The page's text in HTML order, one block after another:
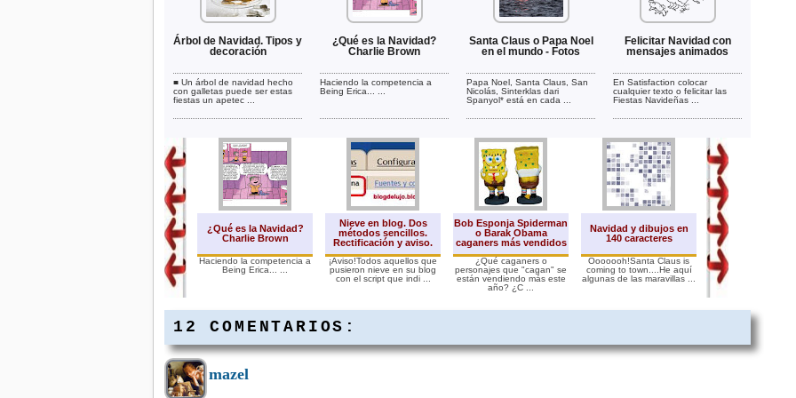
Árbol de Navidad. Tipos y
decoración
■ Un árbol de navidad hecho
con galletas puede ser estas
fiestas un apetec ...
¿Qué es la Navidad?
Charlie Brown
Haciendo la competencia a
Being Erica... ...
Santa Claus o Papa Noel
en el mundo - Fotos
Papa Noel, Santa Claus, San
Nicolás, Sinterklas dari
Spanyol* está en cada ...
Felicitar Navidad con
mensajes animados
En Satisfaction colocar
cualquier texto o felicitar las
Fiestas Navideñas ...
¿Qué es la Navidad?
Charlie Brown
Haciendo la competencia a
Being Erica... ...
Nieve en blog. Dos
métodos sencillos.
Rectificación y aviso.
¡Aviso!Todos aquellos que
pusieron nieve en su blog
con el script que indi ...
Bob Esponja Spiderman
o Barak Obama
caganers más vendidos
¿Qué caganers o
personajes que "cagan" se
están vendiendo más este
año? ¿C ...
Navidad y dibujos en
140 caracteres
Ooooooh!Santa Claus is
coming to town....He aquí
algunas de las maravillas ...
Árbol de Navidad
luces en tu web -
Árboles de navidad
tienen luz y se
(modo .gif). Aquí
Navidad árboles
wallpapers generadores
12 COMENTARIOS:
mazel